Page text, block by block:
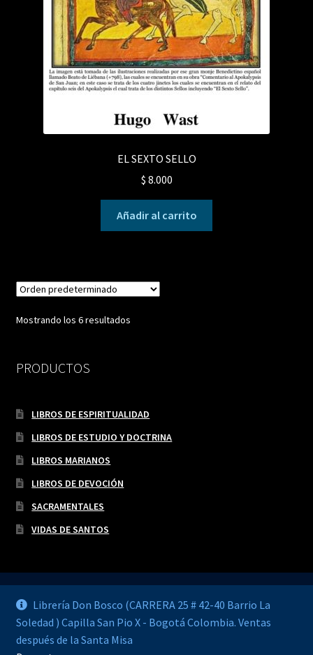
Librería Don Bosco (CARRERA 25 # 42-40 Barrio La
Soledad ) Capilla San Pio X - Bogotá Colombia. Ventas
después de la Santa Misa
EL SEXTO SELLO
$ 8.000
Añadir al carrito
Mostrando los 6 resultados
PRODUCTOS
LIBROS DE ESPIRITUALIDAD
LIBROS DE ESTUDIO Y DOCTRINA
LIBROS MARIANOS
LIBROS DE DEVOCIÓN
SACRAMENTALES
VIDAS DE SANTOS
© LIBRERÍA DON BOSCO 2026
Construido con WooCommerce